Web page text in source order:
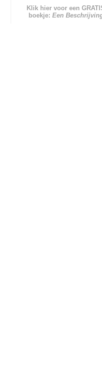
Klik hier voor een
boekje:Een